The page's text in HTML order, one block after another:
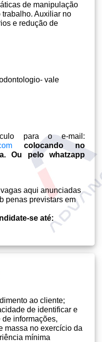
de manipulação
Auxiliar no
e redução de
vale
para o e-mail:
colocando no
Ou pelo whatzapp
aqui anunciadas
penas previstars em
se até:
ao cliente;
de identificar e
informações,
massa no exercício da
mínima